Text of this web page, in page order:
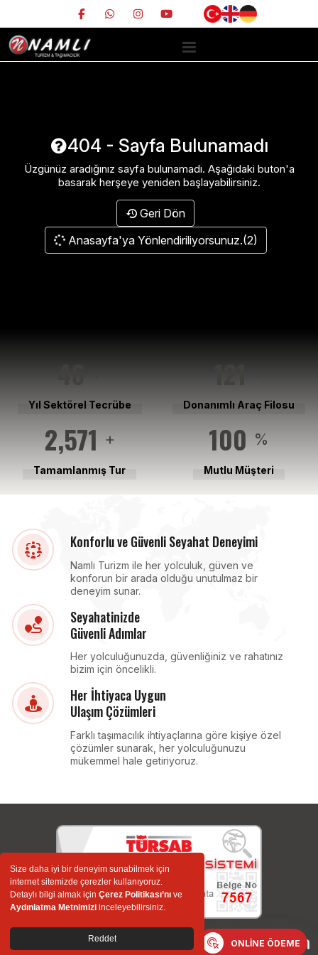
Size daha iyi bir deneyim sunabilmek için
internet sitemizde çerezler kullanıyoruz.
Detaylı bilgi almak içinÇerez Politikası’nı ve
Aydınlatma Metnimizi inceleyebilirsiniz.
Reddet ONLINE ÖDEME
Seyahat ve Tur
Servis ve Vip
404 - Sayfa Bulunamadı
Üzgünüz aradığınız sayfa bulunamadı. Aşağıdaki buton'a
basarak herşeye yeniden başlayabilirsiniz.
Geri Dön
Anasayfa'ya Yönlendiriliyorsunuz.(2)
46
Yıl Sektörel Tecrübe
121
Donanımlı Araç Filosu
2,571 +
Tamamlanmış Tur
100 %
Mutlu Müşteri
Konforlu ve Güvenli Seyahat Deneyimi
Namlı Turizm ile her yolculuk, güven ve
konforun bir arada olduğu unutulmaz bir
deneyim sunar.
Seyahatinizde
Güvenli Adımlar
Her yolculuğunuzda, güvenliğiniz ve rahatınız
bizim için öncelikli.
Her İhtiyaca Uygun
Ulaşım Çözümleri
Farklı taşımacılık ihtiyaçlarına göre kişiye özel
çözümler sunarak, her yolculuğunuzu
mükemmel hale getiriyoruz.
© 2026 NAMLI Turizm - Taşımacılık San.Tic. Ltd. Şti.